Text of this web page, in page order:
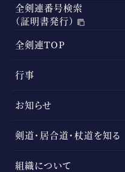
全剣連番号検索
（証明書発行）
全剣連TOP
行事
お知らせ
剣道・居合道・杖道を知る
組織について